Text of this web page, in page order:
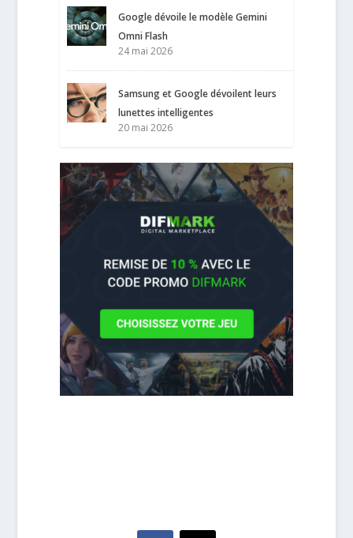
Google dévoile le modèle Gemini
Omni Flash
24 mai 2026
Samsung et Google dévoilent leurs
lunettes intelligentes
20 mai 2026